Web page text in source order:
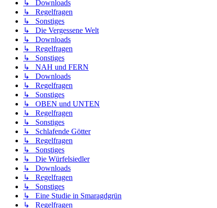
↳ Downloads
↳ Regelfragen
↳ Sonstiges
↳ Die Vergessene Welt
↳ Downloads
↳ Regelfragen
↳ Sonstiges
↳ NAH und FERN
↳ Downloads
↳ Regelfragen
↳ Sonstiges
↳ OBEN und UNTEN
↳ Regelfragen
↳ Sonstiges
↳ Schlafende Götter
↳ Regelfragen
↳ Sonstiges
↳ Die Würfelsiedler
↳ Downloads
↳ Regelfragen
↳ Sonstiges
↳ Eine Studie in Smaragdgrün
↳ Regelfragen